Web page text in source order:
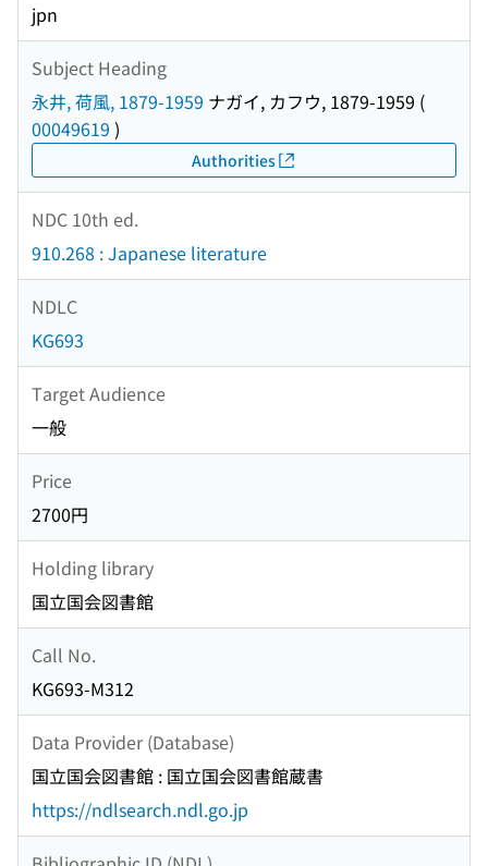
jpn
Subject Heading
永井, 荷風, 1879-1959 ナガイ, カフウ, 1879-1959 (
00049619 )
Authorities
NDC 10th ed.
910.268 : Japanese literature
NDLC
KG693
Target Audience
一般
Price
2700円
Holding library
国立国会図書館
Call No.
KG693-M312
Data Provider (Database)
国立国会図書館 : 国立国会図書館蔵書
https://ndlsearch.ndl.go.jp